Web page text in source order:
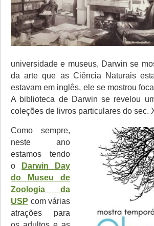
universidade e museus, Darwin se
da arte que as Ciência Naturais
estavam em inglês, ele se mostrou
A biblioteca de Darwin se revelou
coleções de livros particulares do sec.
Como sempre,
neste ano
estamos tendo
o Darwin Day
do Museu de
Zoologia da
USP com várias
atrações para